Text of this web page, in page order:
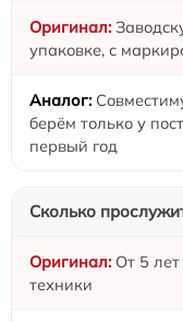
упаковке, с
берём только у
первый год
Сколько
От 5
техники